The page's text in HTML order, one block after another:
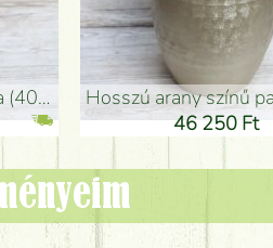
hosszú arany színű
46 250 Ft